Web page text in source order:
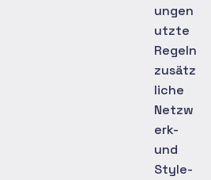
ungen
utzte
Regeln
zusätz
liche
Netzw
erk-
und
Style-